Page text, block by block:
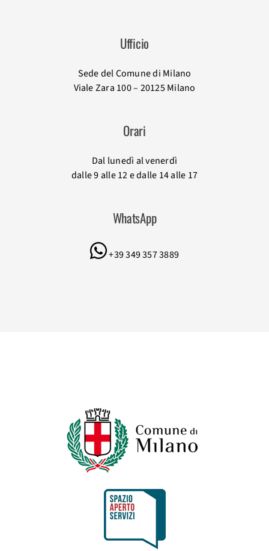
Ufficio
Sede del Comune di Milano
Viale Zara 100 – 20125 Milano
Orari
Dal lunedì al venerdì
dalle 9 alle 12 e dalle 14 alle 17
WhatsApp
+39 349 357 3889